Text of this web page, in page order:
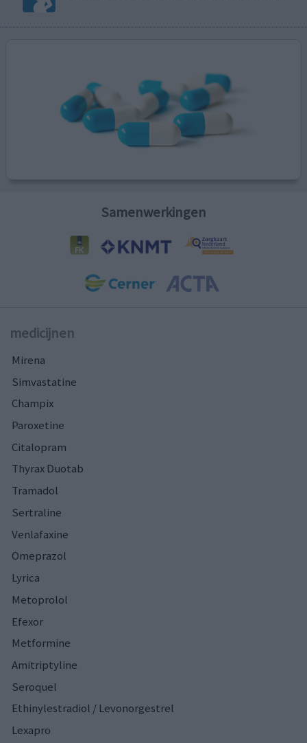
Samenwerkingen
medicijnen
Mirena
Simvastatine
Champix
Paroxetine
Citalopram
Thyrax Duotab
Tramadol
Sertraline
Venlafaxine
Omeprazol
Lyrica
Metoprolol
Efexor
Metformine
Amitriptyline
Seroquel
Ethinylestradiol / Levonorgestrel
Lexapro